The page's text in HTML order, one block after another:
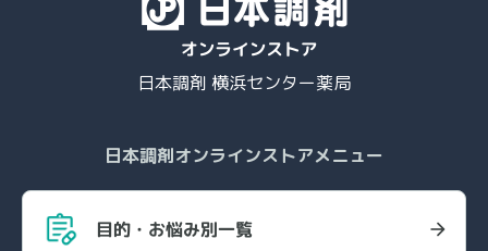
日本調剤 横浜センター薬局
日本調剤オンラインストアメニュー
目的・お悩み別一覧